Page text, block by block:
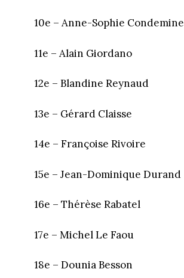
10e – Anne-Sophie Condemine
11e – Alain Giordano
12e – Blandine Reynaud
13e – Gérard Claisse
14e – Françoise Rivoire
15e – Jean-Dominique Durand
16e – Thérèse Rabatel
17e – Michel Le Faou
18e – Dounia Besson